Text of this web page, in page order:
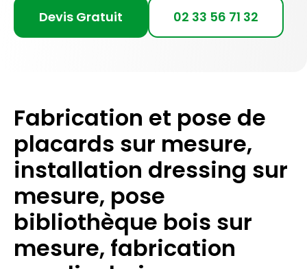
Devis Gratuit 02 33 56 71 32
Fabrication et pose de
placards sur mesure,
installation dressing sur
mesure, pose
bibliothèque bois sur
mesure, fabrication